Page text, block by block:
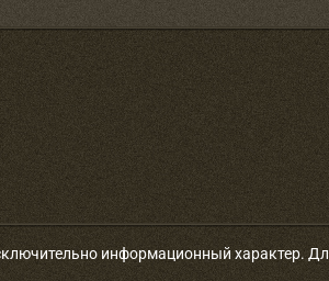
информационный характер.